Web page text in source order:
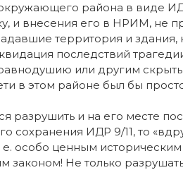
района в виде
внесения его в НРИМ, не
территория и здания,
последствий
или другим
в этом районе был бы
разрушить и на его месте
сохранения ИДР 9/11, то
е. особо ценным
Не только